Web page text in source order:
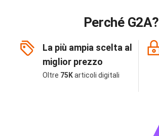
Perché G2A?
La più ampia scelta al
miglior prezzo
Oltre 75Karticoli digitali